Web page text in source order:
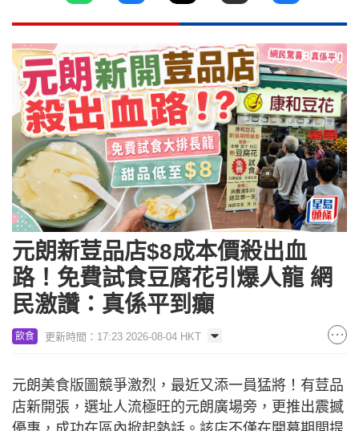
元朗新荳品店$8成本價殺出血
路！免費試食豆腐花引爆人龍 網
民激讚：真係平到癲
飲食 更新時間：17:23 2026-08-04 HKT
元朗美食版圖競爭激烈，最近又添一員猛將！有荳品
店新開張，選址人流極旺的元朗廣場旁，更推出震撼